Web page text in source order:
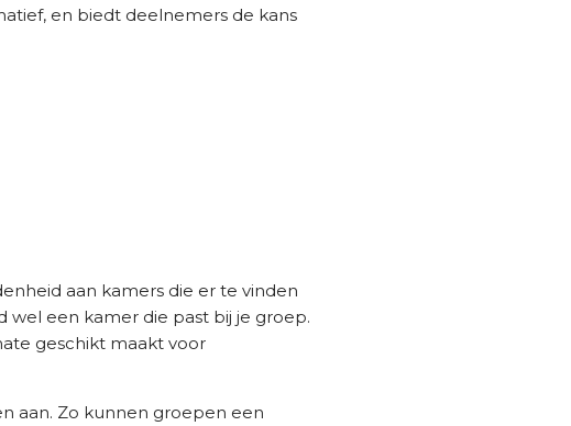
en biedt deelnemers de kans
aan kamers die er te vinden
wel een kamer die past bij je groep.
geschikt maakt voor
aan. Zo kunnen groepen een